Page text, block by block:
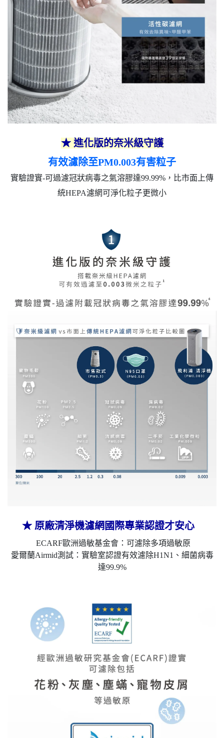
★進化版的奈米級守護
有效濾除至PM0.003有害粒子​
實驗證實-可過濾冠狀病毒之氣溶膠達99.99%，比市面上傳
統HEPA濾網可淨化粒子更微小
★ 原廠清淨機濾網國際專業認證才安心
​ ECARF歐洲過敏基金會：可濾除多項過敏原
愛爾蘭Airmid測試：實驗室認證有效濾除H1N1 、 細菌病毒
達99.9%